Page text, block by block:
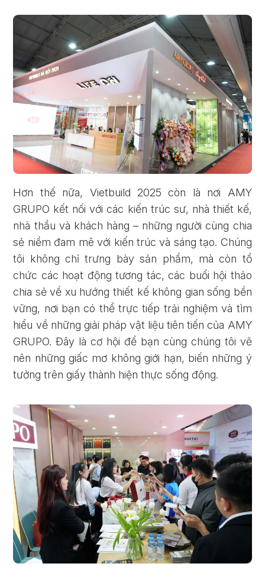
Hơn thế nữa, Vietbuild 2025 còn là nơi AMY
GRUPO kết nối với các kiến trúc sư, nhà thiết kế,
nhà thầu và khách hàng – những người cùng chia
sẻ niềm đam mê với kiến trúc và sáng tạo. Chúng
tôi không chỉ trưng bày sản phẩm, mà còn tổ
chức các hoạt động tương tác, các buổi hội thảo
chia sẻ về xu hướng thiết kế không gian sống bền
vững, nơi bạn có thể trực tiếp trải nghiệm và tìm
hiểu về những giải pháp vật liệu tiên tiến của AMY
GRUPO. Đây là cơ hội để bạn cùng chúng tôi vẽ
nên những giấc mơ không giới hạn, biến những ý
tưởng trên giấy thành hiện thực sống động.